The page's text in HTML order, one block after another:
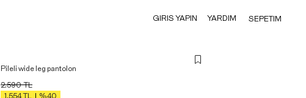
GIRIS YAPIN YARDIM SEPETIM
Pileli wide leg pantolon
2.590TL
1.554 TL
%40